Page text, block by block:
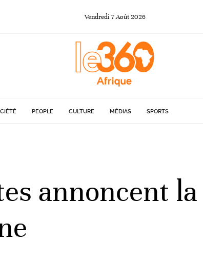
Vendredi 7Août 2026
PEOPLE CULTURE MÉDIAS SPORTS
annoncent